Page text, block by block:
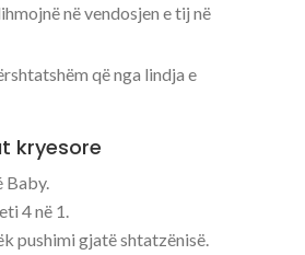
në vendosjen e tij në
që nga lindja e
kryesore
Baby.
4 në 1.
pushimi gjatë shtatzënisë.